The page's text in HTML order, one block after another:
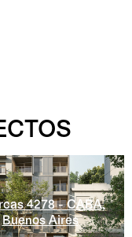
4278 - CABA,
Buenos Aires